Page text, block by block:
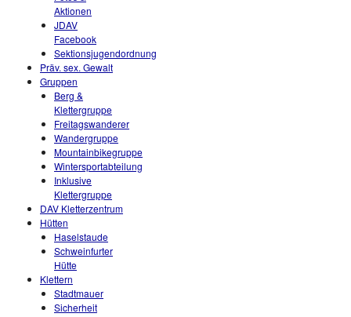
Aktionen
JDAV
Facebook
Sektionsjugendordnung
Präv. sex. Gewalt
Gruppen
Berg &
Klettergruppe
Freitagswanderer
Wandergruppe
Mountainbikegruppe
Wintersportabteilung
Inklusive
Klettergruppe
DAV Kletterzentrum
Hütten
Haselstaude
Schweinfurter
Hütte
Klettern
Stadtmauer
Sicherheit